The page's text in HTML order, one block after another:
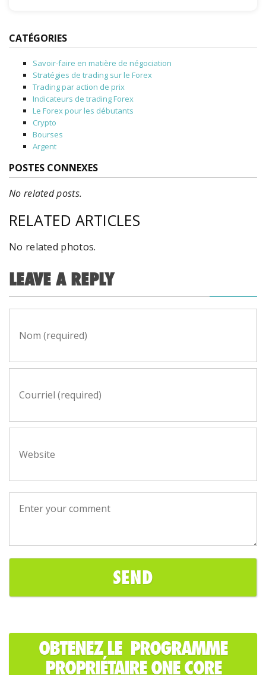
CATÉGORIES
Savoir-faire en matière de négociation
Stratégies de trading sur le Forex
Trading par action de prix
Indicateurs de trading Forex
Le Forex pour les débutants
Crypto
Bourses
Argent
POSTES CONNEXES
No related posts.
RELATED ARTICLES
No related photos.
LEAVE A REPLY
OBTENEZ LE PROGRAMME
PROPRIÉTAIRE ONE CORE